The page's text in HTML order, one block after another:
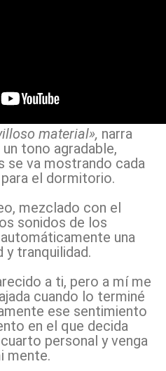
material», narra
tono agradable,
se va mostrando cada
el dormitorio.
mezclado con el
sonidos de los
una
y tranquilidad.
a ti, pero a mí me
cuando lo terminé
ese sentimiento
en el que decida
personal y venga
mente.